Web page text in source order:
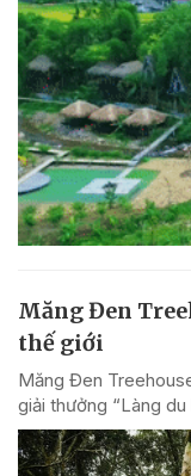
Măng Đen
thế giới
Măng Đen
giải thưởng “Làng